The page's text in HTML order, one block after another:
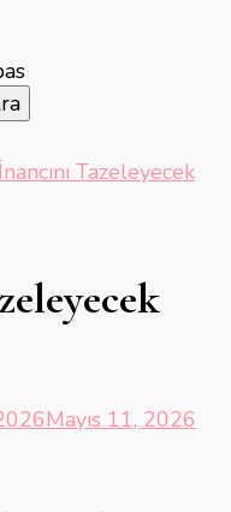
Tazeleyecek
Mayıs 11, 2026